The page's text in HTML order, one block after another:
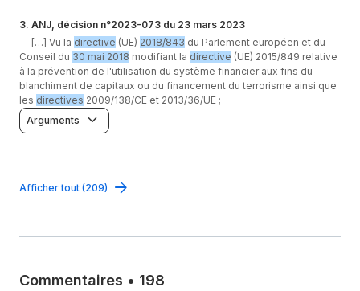
3. ANJ, décision n°2023-073 du 23 mars 2023
— […] Vu la directive (UE) 2018/843 du Parlement européen et du
Conseil du 30 mai 2018 modifiant la directive (UE) 2015/849 relative
à la prévention de l'utilisation du système financier aux fins du
blanchiment de capitaux ou du financement du terrorisme ainsi que
les directives 2009/138/CE et 2013/36/UE ;
Arguments
Afficher tout (209)
Commentaires • 198